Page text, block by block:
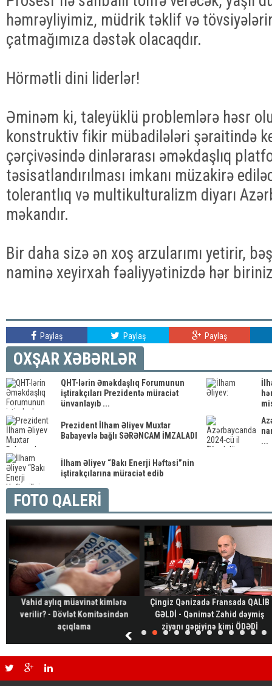
həmrəyliyimiz, müdrik təklif və
çatmağımıza dəstək olacaqdır.
Hörmətli dini liderlər!
Əminəm ki, taleyüklü problemlərə həsr
konstruktiv fikir mübadilələri şəraitində
çərçivəsində dinlərarası əməkdaşlıq
təsisatlandırılması imkanı müzakirə
tolerantlıq və multikulturalizm diyarı
məkandır.
Bir daha sizə ən xoş arzularımı yetirir,
naminə xeyirxah fəaliyyətinizdə hər
Paylaş Paylaş Paylaş
OXŞAR XƏBƏRLƏR
QHT-lərin Əməkdaşlıq Forumunun
iştirakçıları Prezidentə müraciət
ünvanlayıb ...
Prezident İlham Əliyev Muxtar
Babayevlə bağlı SƏRƏNCAM İMZALADI
...
İlham Əliyev “Bakı Enerji Həftəsi”nin
iştirakçılarına müraciət edib
FOTO QALERİ
Vahid aylıq müavinət kimlərə
verilir? - Dövlət Komitəsindən
açıqlama
Çingiz Qənizadə Fransada QALİB
GƏLDİ - Qənimət Zahid dəymiş
ziyanı qəpiyinə kimi ÖDƏDİ